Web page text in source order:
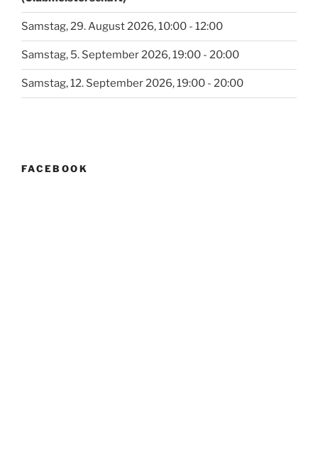
Samstag, 29. August 2026, 10:00 - 12:00
Samstag, 5. September 2026, 19:00 - 20:00
Samstag, 12. September 2026, 19:00 - 20:00
FACEBOOK